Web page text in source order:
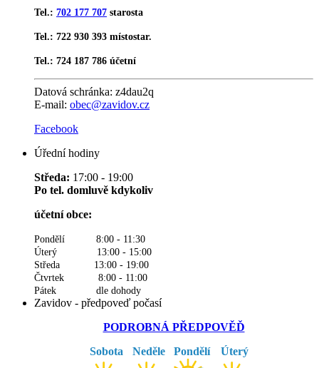
Tel.: 702 177 707 starosta
Tel.: 722 930 393 místostar.
Tel.: 724 187 786 účetní
Datová schránka: z4dau2q
E-mail: obec@zavidov.cz
Facebook
Úřední hodiny
Středa: 17:00 - 19:00
Po tel. domluvě kdykoliv
účetní obce:
Pondělí 8:00 - 11:30
Úterý 13:00 - 15:00
Středa 13:00 - 19:00
Čtvrtek 8:00 - 11:00
Pátek dle dohody
Zavidov - předpoveď počasí
PODROBNÁ PŘEDPOVĚĎ
Sobota
Neděle Pondělí Úterý